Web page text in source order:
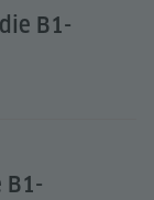
B1-
B1-